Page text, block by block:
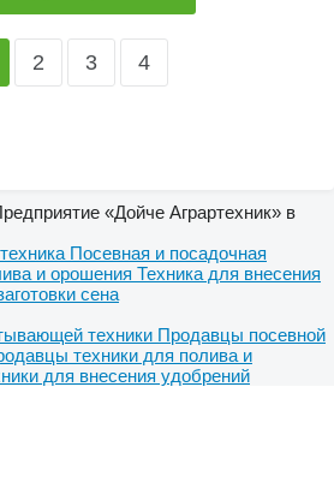
2 3 4
«Дойче Аграртехник» в
Посевная и посадочная
и орошения Техника для внесения
сена
техники Продавцы посевной
техники для полива и
для внесения удобрений